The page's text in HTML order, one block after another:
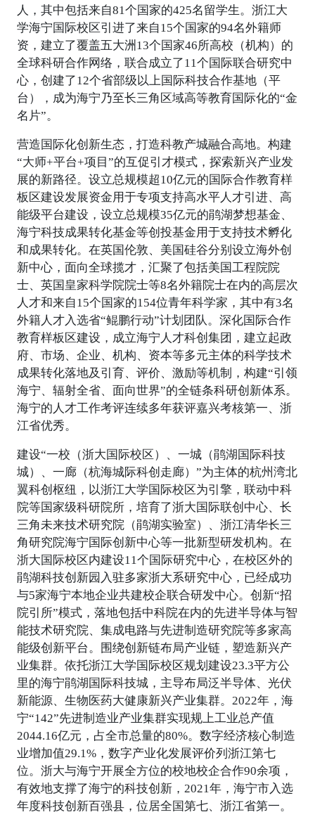
人，其中包括来自81个国家的425名留学生。浙江大
学海宁国际校区引进了来自15个国家的94名外籍师
资，建立了覆盖五大洲13个国家46所高校（机构）的
全球科研合作网络，联合成立了11个国际联合研究中
心，创建了12个省部级以上国际科技合作基地（平
台），成为海宁乃至长三角区域高等教育国际化的“金
名片”。
营造国际化创新生态，打造科教产城融合高地。构建
“大师+平台+项目”的互促引才模式，探索新兴产业发
展的新路径。设立总规模超10亿元的国际合作教育样
板区建设发展资金用于专项支持高水平人才引进、高
能级平台建设，设立总规模35亿元的鹃湖梦想基金、
海宁科技成果转化基金等创投基金用于支持技术孵化
和成果转化。在英国伦敦、美国硅谷分别设立海外创
新中心，面向全球揽才，汇聚了包括美国工程院院
士、英国皇家科学院院士等8名外籍院士在内的高层次
人才和来自15个国家的154位青年科学家，其中有3名
外籍人才入选省“鲲鹏行动”计划团队。深化国际合作
教育样板区建设，成立海宁人才科创集团，建立起政
府、市场、企业、机构、资本等多元主体的科学技术
成果转化落地及引育、评价、激励等机制，构建“引领
海宁、辐射全省、面向世界”的全链条科研创新体系。
海宁的人才工作考评连续多年获评嘉兴考核第一、浙
江省优秀。
建设“一校（浙大国际校区）、一城（鹃湖国际科技
城）、一廊（杭海城际科创走廊）”为主体的杭州湾北
翼科创枢纽，以浙江大学国际校区为引擎，联动中科
院等国家级科研院所，培育了浙大国际联创中心、长
三角未来技术研究院（鹃湖实验室）、浙江清华长三
角研究院海宁国际创新中心等一批新型研发机构。在
浙大国际校区内建设11个国际研究中心，在校区外的
鹃湖科技创新园入驻多家浙大系研究中心，已经成功
与5家海宁本地企业共建校企联合研发中心。创新“招
院引所”模式，落地包括中科院在内的先进半导体与智
能技术研究院、集成电路与先进制造研究院等多家高
能级创新平台。围绕创新链布局产业链，塑造新兴产
业集群。依托浙江大学国际校区规划建设23.3平方公
里的海宁鹃湖国际科技城，主导布局泛半导体、光伏
新能源、生物医药大健康新兴产业集群。2022年，海
宁“142”先进制造业产业集群实现规上工业总产值
2044.16亿元，占全市总量的80%。数字经济核心制造
业增加值29.1%，数字产业化发展评价列浙江第七
位。浙大与海宁开展全方位的校地校企合作90余项，
有效地支撑了海宁的科技创新，2021年，海宁市入选
年度科技创新百强县，位居全国第七、浙江省第一。